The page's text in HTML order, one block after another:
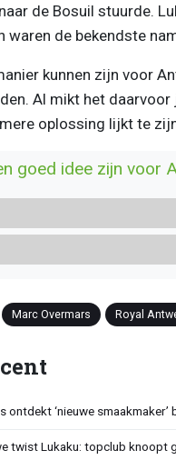
de Bosuil stuurde.
waren de bekendste
kunnen zijn voor
Al mikt het
oplossing lijkt te
goed idee zijn voor
Marc Overmars Royal
ontdekt ‘nieuwe smaakmaker’
twist Lukaku: topclub knoopt